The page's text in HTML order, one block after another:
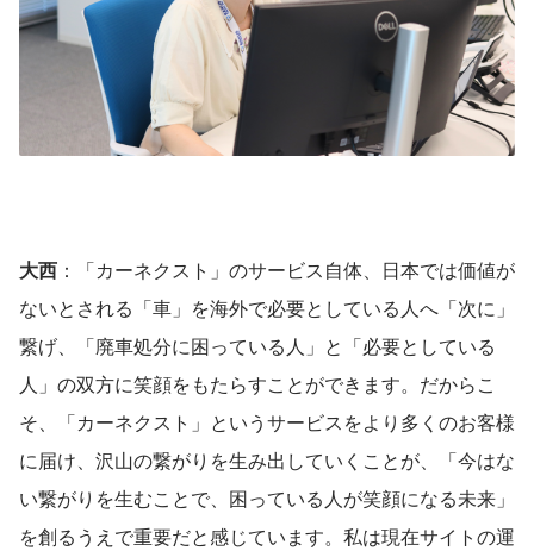
大西 ：「カーネクスト」のサービス自体、日本では価値が
ないとされる「車」を海外で必要としている人へ「次に」
繋げ、「廃車処分に困っている人」と「必要としている
人」の双方に笑顔をもたらすことができます。だからこ
そ、「カーネクスト」というサービスをより多くのお客様
に届け、沢山の繋がりを生み出していくことが、「今はな
い繋がりを生むことで、困っている人が笑顔になる未来」
を創るうえで重要だと感じています。私は現在サイトの運